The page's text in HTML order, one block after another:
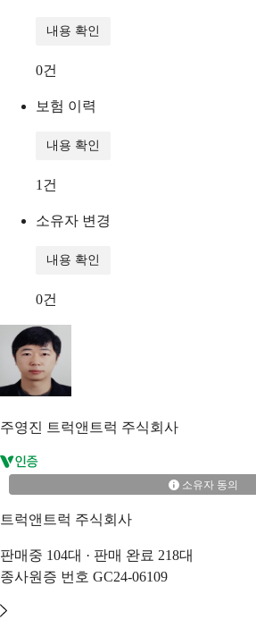
내용 확인
0건
보험 이력
내용 확인
1 건
소유자 변경
내용 확인
0건
주영진 트럭앤트럭 주식회사
소유자 동의
트럭앤트럭 주식회사
판매중 104대 · 판매 완료 218대
종사원증 번호 GC24-06109